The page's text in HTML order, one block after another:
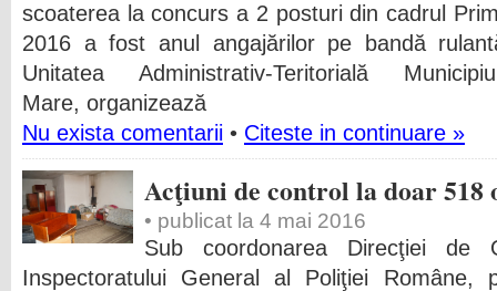
scoaterea la concurs a 2 posturi din cadrul
2016 a fost anul angajărilor pe bandă
Unitatea Administrativ-Teritorială
Mare, organizează
Nu exista comentarii • Citeste in continuare »
Acţiuni de control la doar 518
• publicat la 4 mai 2016
Sub coordonarea Direcţiei de
Inspectoratului General al Poliţiei Române,